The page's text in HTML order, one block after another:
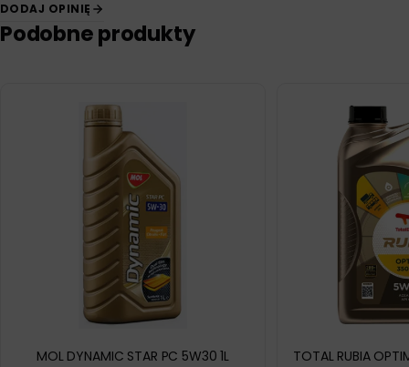
DODAJ OPINIĘ
Podobne produkty
MOL DYNAMIC STAR PC 5W30 1L
TOTAL RUBIA